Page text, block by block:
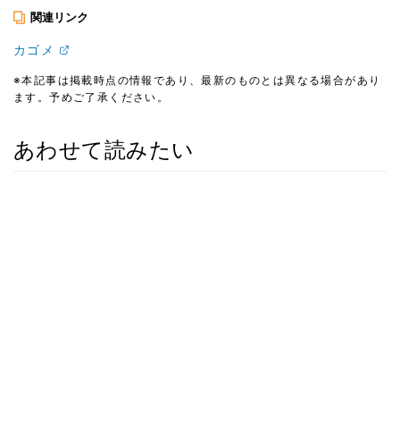
関連リンク
カゴメ
※本記事は掲載時点の情報であり、最新のものとは異なる場合があり
ます。予めご了承ください。
あわせて読みたい